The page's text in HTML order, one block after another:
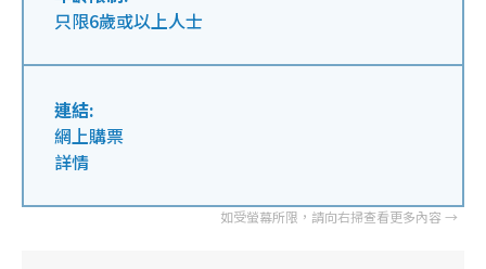
只限6歲或以上人士
連結:
網上購票
詳情